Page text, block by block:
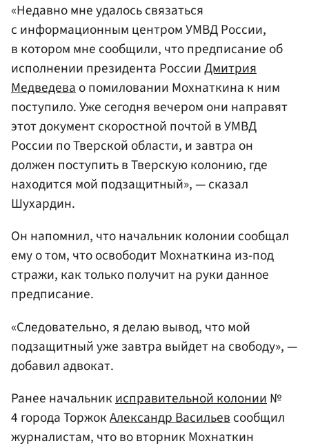
«Недавно мне удалось связаться
с информационным центром УМВД России,
в котором мне сообщили, что предписание об
исполнении президента РоссииДмитрия
Медведевао помиловании Мохнаткина к ним
поступило. Уже сегодня вечером они направят
этот документ скоростной почтой в УМВД
России по Тверской области, и завтра он
должен поступить в Тверскую колонию, где
находится мой подзащитный», — сказал
Шухардин.
Он напомнил, что начальник колонии сообщал
ему о том, что освободит Мохнаткина из-под
стражи, как только получит на руки данное
предписание.
«Следовательно, я делаю вывод, что мой
подзащитный уже завтра выйдет на свободу», —
добавил адвокат.
Ранее начальникисправительной колонии№
4 города ТоржокАлександр Васильевсообщил
журналистам, что во вторник Мохнаткин